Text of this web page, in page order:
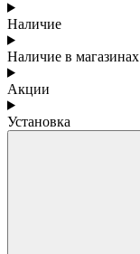
Наличие
Наличие в магазинах
Акции
Установка